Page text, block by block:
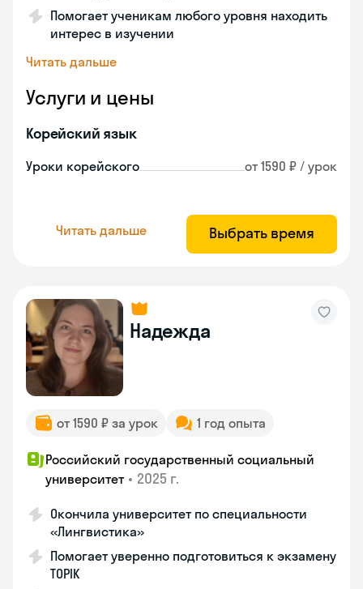
Помогает ученикам любого уровня находить
интерес в изучении
Читать дальше
Услуги и цены
Корейский язык
Уроки корейского от 1590 ₽ / урок
Читать дальше Выбрать время
Надежда
от 1590 ₽ за урок 1 год опыта
Российский государственный социальный
университет • 2025 г.
Окончила университет по специальности
«Лингвистика»
Помогает уверенно подготовиться к экзамену
TOPIK